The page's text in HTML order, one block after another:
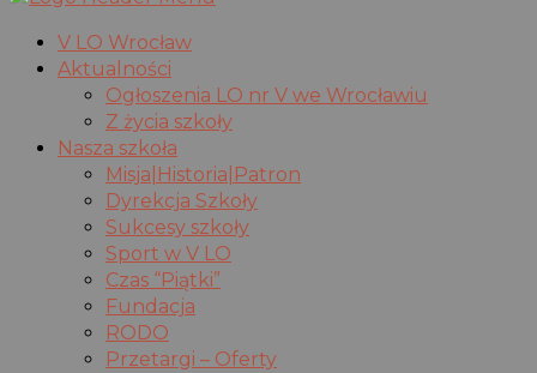
V LO Wrocław
Aktualności
Ogłoszenia LO nr V we Wrocławiu
Z życia szkoły
Nasza szkoła
Misja|Historia|Patron
Dyrekcja Szkoły
Sukcesy szkoły
Sport w V LO
Czas “Piątki”
Fundacja
RODO
Przetargi – Oferty